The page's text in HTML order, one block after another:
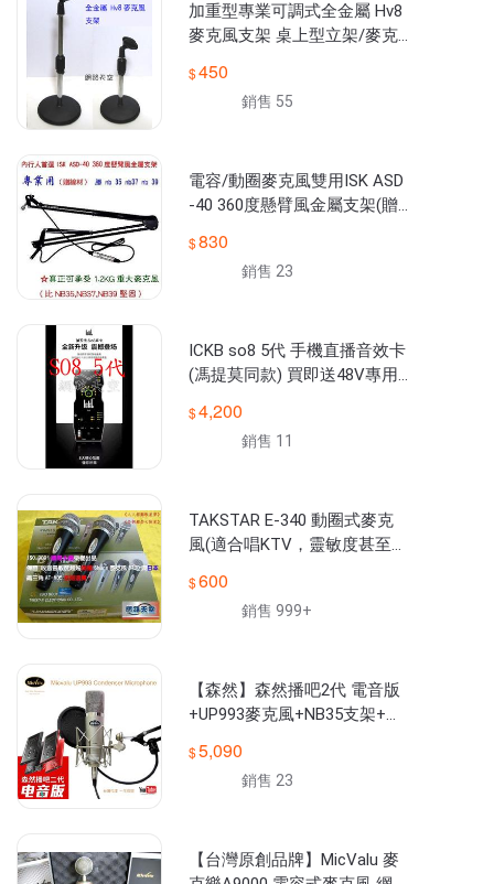
加重型專業可調式全金屬 Hv8
麥克風支架 桌上型立架/麥克
音效補件"
450
銷售 55
電容/動圈麥克風雙用ISK ASD
-40 360度懸臂風金屬支架(贈
6種音效
830
銷售 23
ICKB so8 5代 手機直播音效卡
(馮提莫同款) 買即送48V專用
貨直播 網路天空
4,200
銷售 11
TAKSTAR E-340 動圈式麥克
風(適合唱KTV，靈敏度甚至超
空600
銷售 999+
【森然】森然播吧2代 電音版
+UP993麥克風+NB35支架+防
5,090
銷售 23
【台灣原創品牌】MicValu 麥